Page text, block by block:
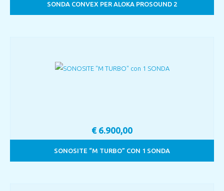
SONDA CONVEX PER ALOKA PROSOUND 2
SONOSITE “M TURBO” CON 1 SONDA
€ 6.900,00